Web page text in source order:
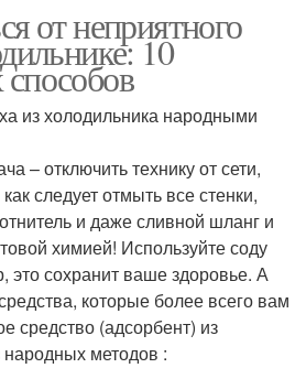
от неприятного
10
из холодильника народными
– отключить технику от сети,
следует отмыть все стенки,
и даже сливной шланг и
химией! Используйте соду
это сохранит ваше здоровье. А
которые более всего вам
средство (адсорбент) из
методов :